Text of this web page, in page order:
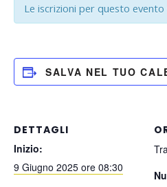
Le iscrizioni per questo evento
SALVA NEL TUO
DETTAGLI
Inizio:
9 Giugno 2025 ore 08:30